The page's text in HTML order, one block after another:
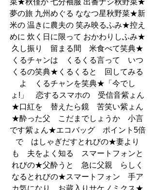
夢の旅 九州めぐる ななつ星秋野菜★新
米の 温きに農夫の 笑み映るふみ★控え
めに 炊く日に限って おかわりしふみ★
久し振り　留まる間　米食べて笑典★
くるチャンは　くるくる言って　いつ
くるの笑典★くるくると　回してみる
よ　くるチャンを笑典★「今でし
ょ!」　恋するスマホの　受信音紫ょん
★口紅を　替えたら鏡　苦笑い紫ょん
★酔った父　こだまでしょうか　小言
です紫ょん★エコバッグ　ポイント5倍
で　はしゃぎだすとれびの★妻より
も　夫をよく知る　スマートフォンと
れびの★父酔うと　急に父親　らしく
なるとれびの★スマートフォン　手ア
カ気になり　お蔵入りサケノミクス★